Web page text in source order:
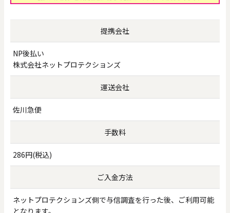
提携会社
NP後払い
株式会社ネットプロテクションズ
運送会社
佐川急便
手数料
286円(税込)
ご入金方法
ネットプロテクションズ側で与信調査を行った後、ご利用可能
となります。